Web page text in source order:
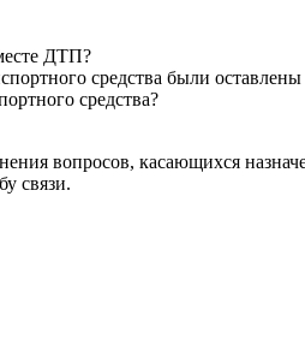
ДТП?
средства были
средства?
вопросов, касающихся
связи.